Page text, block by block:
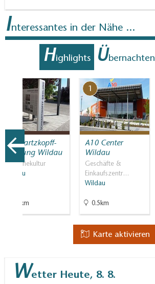
Interessantes in der Nähe ...
Highlights Übernachten
Schwartzkopff-
Siedlung Wildau
Industriekultur
Wildau
3.6km
1
A10 Center
Wildau
Geschäfte &
Einkaufszentr…
Wildau
0.5km
Karte aktivieren
Wetter Heute, 8. 8.